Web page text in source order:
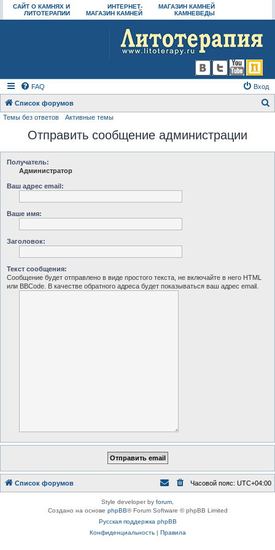
САЙТ О КАМНЯХ И
ЛИТОТЕРАПИИ
ИНТЕРНЕТ-
МАГАЗИН КАМНЕЙ
МАГАЗИН КАМНЕЙ
КАМНЕВЕДЫ
FAQ Вход
Список форумов
Темы без ответов Активные темы
Отправить сообщение администрации
Получатель:
Администратор
Ваш адрес email:
Ваше имя:
Заголовок:
Текст сообщения:
Сообщение будет отправлено в виде простого текста, не включайте в него HTML
или BBCode. В качестве обратного адреса будет показываться ваш адрес email.
Список форумов Часовой пояс: UTC+04:00
Style developer by forum
Создано на основе phpBB® Forum Software © phpBB Limited
Русская поддержка phpBB
Конфиденциальность| Правила